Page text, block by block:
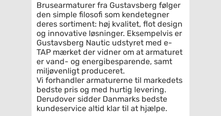
Brusearmaturer fra Gustavsberg følger
den simple filosofi som kendetegner
deres sortiment: høj kvalitet, flot design
og innovative løsninger. Eksempelvis er
Gustavsberg Nautic udstyret med e-
TAP mærket der vidner om at armaturet
er vand- og energibesparende, samt
miljøvenligt produceret.
Vi forhandler armaturerne til markedets
bedste pris og med hurtig levering.
Derudover sidder Danmarks bedste
kundeservice altid klar til at hjælpe.